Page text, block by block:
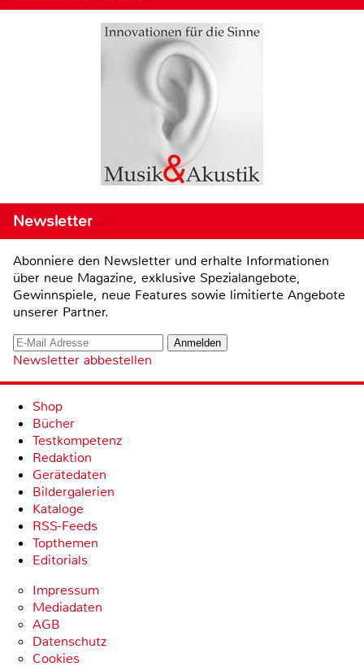
Newsletter
Abonniere den Newsletter und erhalte Informationen
über neue Magazine, exklusive Spezialangebote,
Gewinnspiele, neue Features sowie limitierte Angebote
unserer Partner.
Newsletter abbestellen
Shop
Bücher
Testkompetenz
Redaktion
Gerätedaten
Bildergalerien
Kataloge
RSS-Feeds
Topthemen
Editorials
Impressum
Mediadaten
AGB
Datenschutz
Cookies